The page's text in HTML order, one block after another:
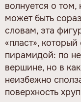
волнуется о том,
может быть
словам, эта
«пласт»,
пирамидой: по
вершине, но в
неизбежно
поверхность